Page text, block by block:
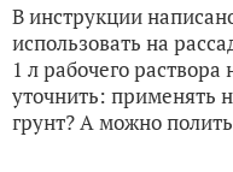
В инструкции
использовать на
1 л рабочего
уточнить: применять
грунт? А можно